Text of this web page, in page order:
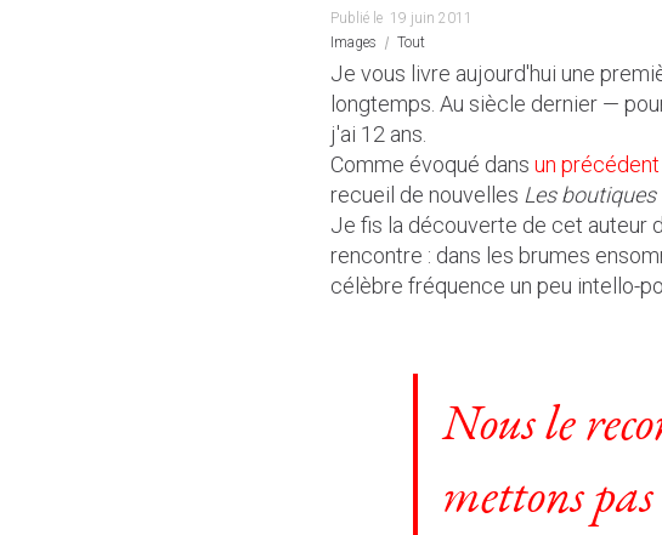
Publié le 19 juin 2011
Images
Tout
Je vous livre aujourd'hui une
longtemps. Au siècle dernier —
j'ai 12 ans.
Comme évoqué dans un
recueil de nouvelles Les
Je fis la découverte de cet auteur
rencontre : dans les brumes
célèbre fréquence un peu intello-
Nous le
mettons